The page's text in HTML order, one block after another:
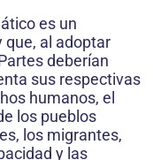
es un
que, al adoptar
deberían
sus respectivas
humanos, el
los pueblos
los migrantes,
y las